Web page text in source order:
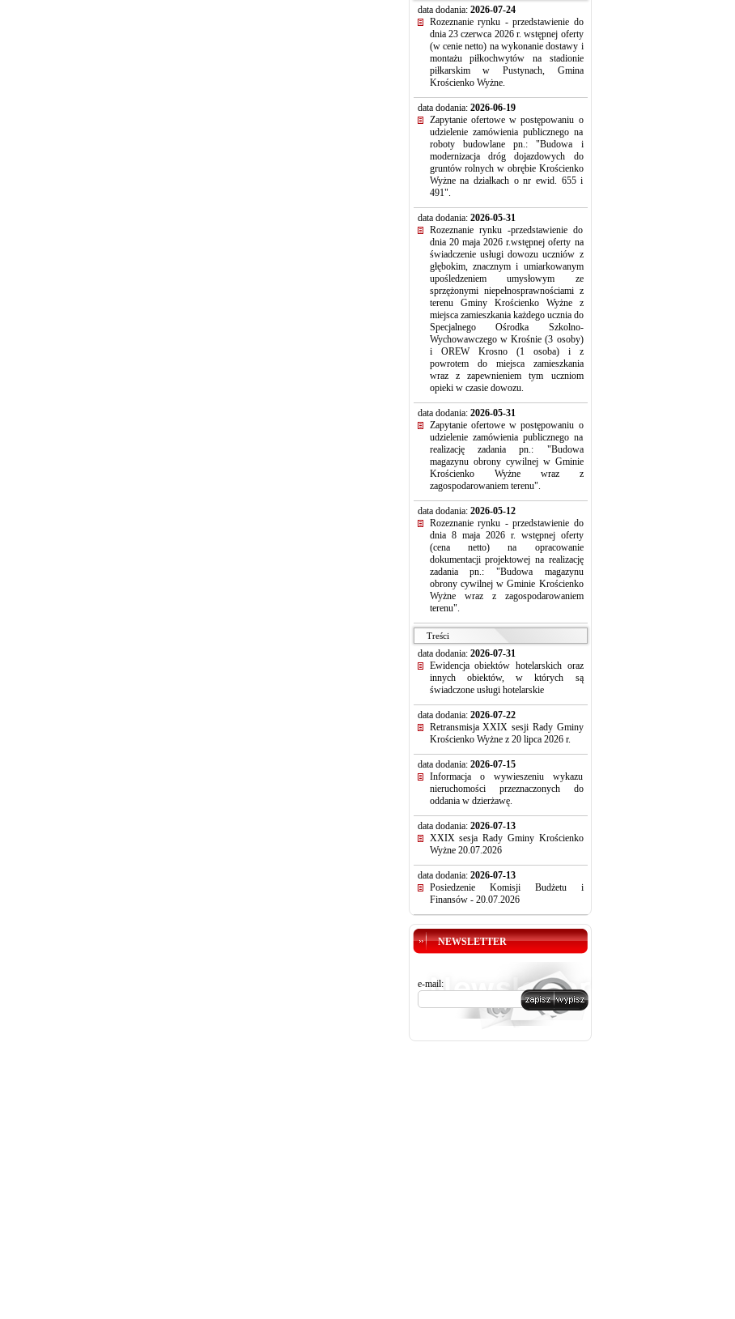
data dodania: 2026-07-24
Rozeznanie rynku - przedstawienie do
dnia 23 czerwca 2026 r. wstępnej oferty
(w cenie netto) na wykonanie dostawy i
montażu piłkochwytów na stadionie
piłkarskim w Pustynach, Gmina
Krościenko Wyżne.
data dodania: 2026-06-19
Zapytanie ofertowe w postępowaniu o
udzielenie zamówienia publicznego na
roboty budowlane pn.: "Budowa i
modernizacja dróg dojazdowych do
gruntów rolnych w obrębie Krościenko
Wyżne na działkach o nr ewid. 655 i
491".
data dodania: 2026-05-31
Rozeznanie rynku -przedstawienie do
dnia 20 maja 2026 r.wstępnej oferty na
świadczenie usługi dowozu uczniów z
głębokim, znacznym i umiarkowanym
upośledzeniem umysłowym ze
sprzężonymi niepełnosprawnościami z
terenu Gminy Krościenko Wyżne z
miejsca zamieszkania każdego ucznia do
Specjalnego Ośrodka Szkolno-
Wychowawczego w Krośnie (3 osoby)
i OREW Krosno (1 osoba) i z
powrotem do miejsca zamieszkania
wraz z zapewnieniem tym uczniom
opieki w czasie dowozu.
data dodania: 2026-05-31
Zapytanie ofertowe w postępowaniu o
udzielenie zamówienia publicznego na
realizację zadania pn.: "Budowa
magazynu obrony cywilnej w Gminie
Krościenko Wyżne wraz z
zagospodarowaniem terenu".
data dodania: 2026-05-12
Rozeznanie rynku - przedstawienie do
dnia 8 maja 2026 r. wstępnej oferty
(cena netto) na opracowanie
dokumentacji projektowej na realizację
zadania pn.: "Budowa magazynu
obrony cywilnej w Gminie Krościenko
Wyżne wraz z zagospodarowaniem
terenu".
Treści
data dodania: 2026-07-31
Ewidencja obiektów hotelarskich oraz
innych obiektów, w których są
świadczone usługi hotelarskie
data dodania: 2026-07-22
Retransmisja XXIX sesji Rady Gminy
Krościenko Wyżne z 20 lipca 2026 r.
data dodania: 2026-07-15
Informacja o wywieszeniu wykazu
nieruchomości przeznaczonych do
oddania w dzierżawę.
data dodania: 2026-07-13
XXIX sesja Rady Gminy Krościenko
Wyżne 20.07.2026
data dodania: 2026-07-13
Posiedzenie Komisji Budżetu i
Finansów - 20.07.2026
NEWSLETTER
e-mail: